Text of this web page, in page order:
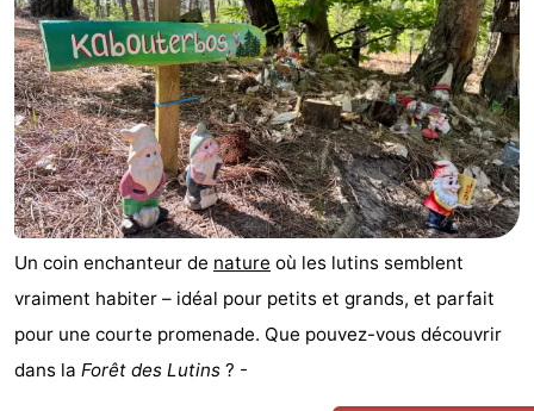
Un coin enchanteur de nature où les lutins semblent
vraiment habiter – idéal pour petits et grands, et parfait
pour une courte promenade. Que pouvez-vous découvrir
dans la Forêt des Lutins ? -